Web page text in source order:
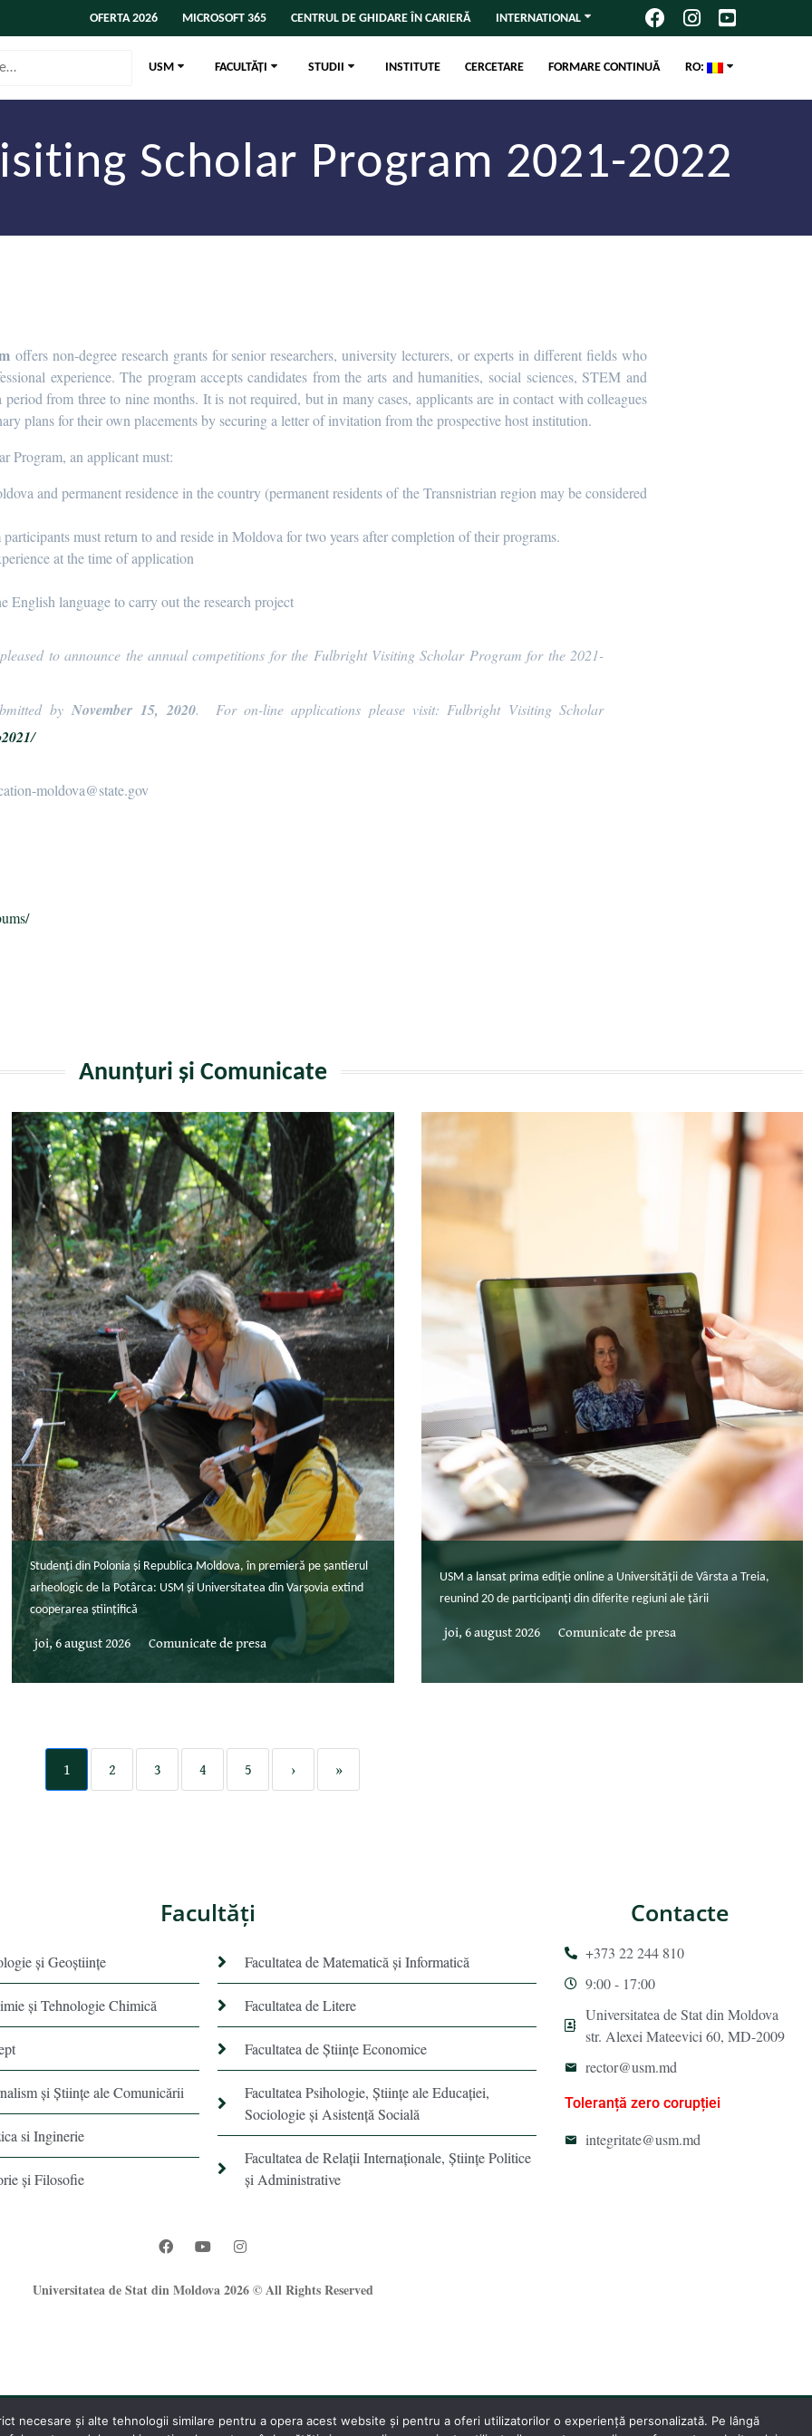
OFERTA 2026 MICROSOFT 365 CENTRUL DE GHIDARE ÎN CARIERĂ INTERNATIONAL
USM FACULTĂȚI STUDII INSTITUTE CERCETARE FORMARE CONTINUĂ RO:
Scholar Program 2021-2022
offers non-degree research grants for senior researchers, university lecturers, or experts in different fields who
experience. The program accepts candidates from the arts and humanities, social sciences, STEM and
period from three to nine months. It is not required, but in many cases, applicants are in contact with colleagues
plans for their own placements by securing a letter of invitation from the prospective host institution.
Program, an applicant must:
and permanent residence in the country (permanent residents of the Transnistrian region may be considered
must return to and reside in Moldova for two years after completion of their programs.
at the time of application
English language to carry out the research project
to announce the annual competitions for the Fulbright Visiting Scholar Program for the 2021-
byNovember15, 2020. For on-line applications please visit: Fulbright Visiting Scholar
2021/
moldova@state.gov
Anunțuri și Comunicate
Studenți din Polonia și Republica Moldova, în premieră pe șantierul
arheologic de la Potârca: USM și Universitatea din Varșovia extind
cooperarea științifică
joi, 6 august 2026 Comunicate de presa
USM a lansat prima ediție online a Universității de Vârsta a Treia,
reunind 20 de participanți din diferite regiuni ale țării
joi, 6 august 2026 Comunicate de presa
1 2 3 4 5 › »
Facultăţi
și Geoștiințe
şi Tehnologie Chimică
şi Ştiinţe ale Comunicării
si Inginerie
şi Filosofie
Facultatea de Matematică şi Informatică
Facultatea de Litere
Facultatea de Științe Economice
Facultatea Psihologie, Ştiinţe ale Educaţiei,
Sociologie și Asistență Socială
Facultatea de Relaţii Internaţionale, Ştiinţe Politice
şi Administrative
Contacte
+373 22 244 810
9:00 - 17:00
Universitatea de Stat din Moldova
str. Alexei Mateevici 60, MD-2009
rector@usm.md
Toleranță zero corupției
integritate@usm.md
Universitatea de Stat din Moldova 2026 © All Rights Reserved
necesare și alte tehnologii similare pentru a opera acest website și pentru a oferi utilizatorilor o experiență personalizată. Pe lângă